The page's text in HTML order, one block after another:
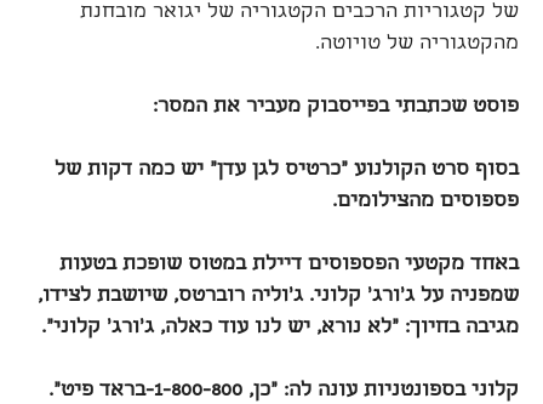
של קטגוריות הרכבים הקטגוריה של יגואר מובחנת
מהקטגוריה של טויוטה.
פוסט שכתבתי בפייסבוק מעביר את המסר:
בסוף סרט הקולנוע "כרטיס לגן עדן" יש כמה דקות של
פספוסים מהצילומים.
באחד מקטעי הפספוסים דיילת במטוס שופכת בטעות
שמפניה על ג'ורג' קלוני. ג'וליה רוברטס, שיושבת לצידו,
מגיבה בחיוך: "לא נורא, יש לנו עוד כאלה, ג'ורג' קלוני".
קלוני בספונטניות עונה לה: "כן, 1-800-800-בראד פיט".